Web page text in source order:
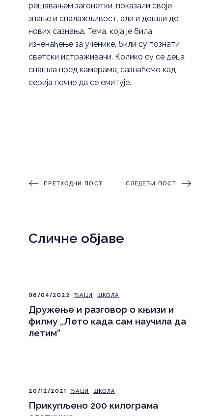
решавањем загонетки, показали своје
знање и сналажљивост, али и дошли до
нових сазнања. Тема, која је била
изненађење за ученике, били су познати
светски истраживачи. Колико су се деца
снашла пред камерама, сазнаћемо кад
серија почне да се емитује.
ПРЕТХОДНИ ПОСТ СЛЕДЕЋИ ПОСТ
Сличне објаве
06/04/2022 ЂАЦИ ШКОЛА
Дружење и разговор о књизи и
филму ,,Лето када сам научила да
летим“
20/12/2021 ЂАЦИ ШКОЛА
Прикупљено 200 килограма